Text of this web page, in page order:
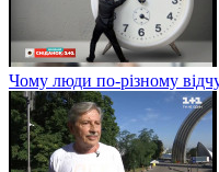
Чому люди по-різному